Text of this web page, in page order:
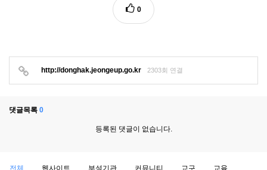
0
http://donghak.jeongeup.go.kr 2303회 연결
댓글목록 0
등록된 댓글이 없습니다.
전체 웹사이트 부설기관 커뮤니티 교구 교육